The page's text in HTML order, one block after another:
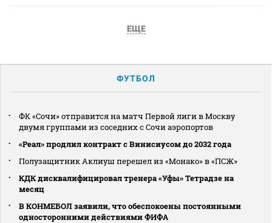
ЕЩЕ
ФУТБОЛ
ФК «Сочи» отправится на матч Первой лиги в Москву
двумя группами из соседних с Сочи аэропортов
«Реал» продлил контракт с Винисиусом до 2032 года
Полузащитник Аклиуш перешел из «Монако» в «ПСЖ»
КДК дисквалифицировал тренера «Уфы» Тетрадзе на
месяц
В КОНМЕБОЛ заявили, что обеспокоены постоянными
односторонними действиями ФИФА